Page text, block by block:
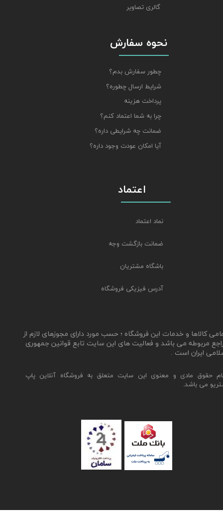
نحوه سفارش
چطور سفارش بدم؟
شرایط ارسال چطوره؟
پرداخت هزینه
چرا به شما اعتماد کنم؟
ضمانت چه شرایطی داره؟
آیا امکان عودت وجود داره؟
حقوق مادی و معنوی این سایت متعلق به فروشگاه آنلاین پاپ
می باشد.
اعتماد
نماد اعتماد
ضمانت بازگشت وجه
باشگاه مشتریان
آدرس فیزیکی فروشگاه
گالری تصاویر
کالاها و خدمات این فروشگاه ؛ حسب مورد دارای مجوزهای لازم از
مربوطه می باشد و فعالیت های این سایت تابع قوانین جمهوری
ایران است .